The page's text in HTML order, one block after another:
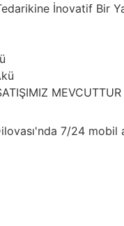
İnovatif Bir
MEVCUTTUR
7/24 mobil